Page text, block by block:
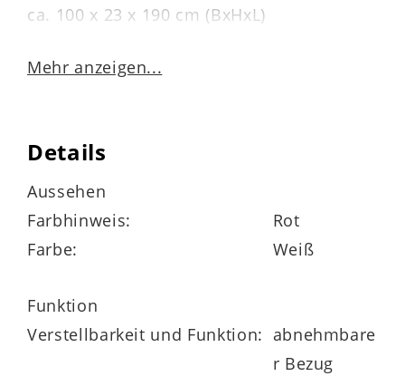
ca. 100 x 23 x 190 cm (BxHxL)
Kernhöhe 20 cm
Lyocell-Jerseybezug
Mischgewebe aus 53 % Polyester, 47 %
Lyocell
versteppt mit 400 g / m² Hygienevlies (100
rundum mit Klimaband und
Wendeschlaufen
Mehr anzeigen...
Details
Aussehen
Farbhinweis:
Rot
Farbe:
Weiß
Funktion
Verstellbarkeit und Funktion: abnehmbare
r Bezug